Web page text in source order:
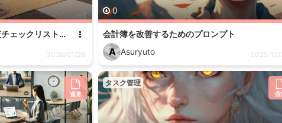
⑨-2【思考】（当日）監査チェックリスト作成 v2.1
2026/01/26
0
会計簿を改善するためのプロンプト
A Asuryuto 2025/
通常
タスク管理
通